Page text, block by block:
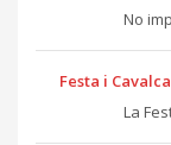
No
Festa i
La